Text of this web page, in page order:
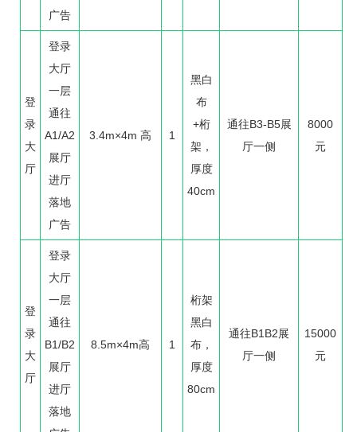
广告
登
录
大
厅
登录
大厅
一层
通往
A1/A2
展厅
进厅
落地
广告
3.4m×4m 高 1
黑白
布
+桁
架，
厚度
40cm
通往B3-B5展
厅一侧
8000
元
登
录
大
厅
登录
大厅
一层
通往
B1/B2
展厅
进厅
落地
8.5m×4m高 1
桁架
黑白
布，
厚度
80cm
通往B1B2展
厅一侧
15000
元